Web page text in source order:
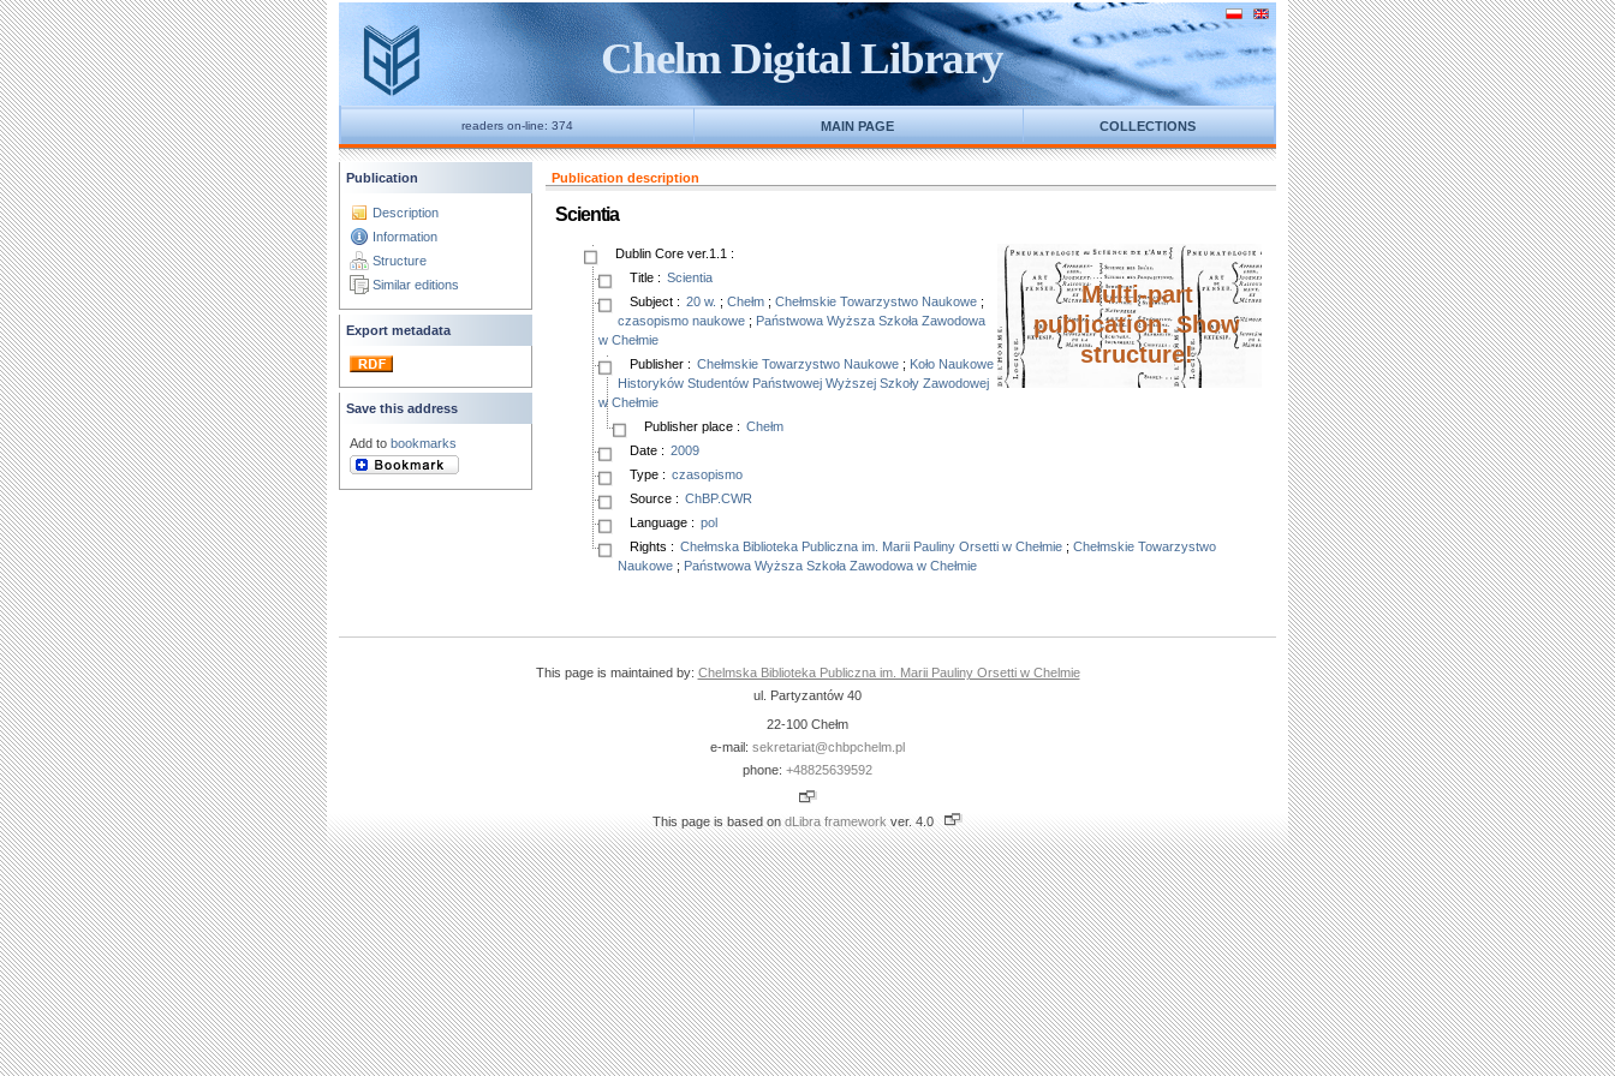
Chelm Digital Library
readers on-line: 374 MAIN PAGE COLLECTIONS
Publication
Description
Information
Structure
Similar editions
Export metadata
Save this address
Add to bookmarks
Publication description
Scientia
Multi-part
publication. Show
structure!
Dublin Core ver.1.1 :
Title : Scientia
Subject : 20 w. ; Chełm; Chełmskie Towarzystwo Naukowe;
czasopismo naukowe; Państwowa Wyższa Szkoła Zawodowa
w Chełmie
Publisher : Chełmskie Towarzystwo Naukowe; Koło Naukowe
Historyków Studentów Państwowej Wyższej Szkoły Zawodowej
w Chełmie
Publisher place : Chełm
Date : 2009
Type : czasopismo
Source : ChBP.CWR
Language : pol
Rights : Chełmska Biblioteka Publiczna im. Marii Pauliny Orsetti w Chełmie; Chełmskie Towarzystwo
Naukowe; Państwowa Wyższa Szkoła Zawodowa w Chełmie
This page is maintained by: Chelmska Biblioteka Publiczna im. Marii Pauliny Orsetti w Chelmie
ul. Partyzantów 40
22-100 Chełm
e-mail: sekretariat@chbpchelm.pl
phone: +48825639592
This page is based on dLibra framework ver. 4.0